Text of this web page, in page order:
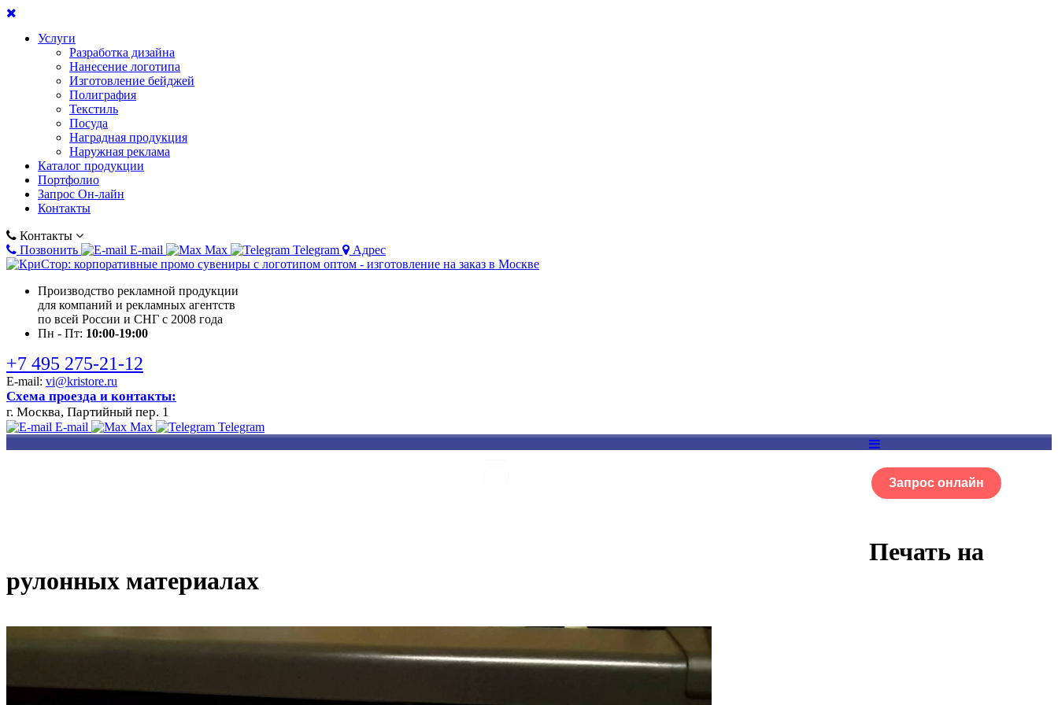
Услуги
Разработка дизайна
Нанесение логотипа
Изготовление бейджей
Полиграфия
Текстиль
Посуда
Наградная продукция
Наружная реклама
Каталог продукции
Портфолио
Запрос Он-лайн
Контакты
Контакты
Позвонить
E-mail Max Telegram Адрес
Производство рекламной продукции
для компаний и рекламных агентств
по всей России и СНГ с 2008 года
Пн - Пт: 10:00-19:00
+7 495 275-21-12
E-mail: vi@kristore.ru
Схема проезда и контакты:
г. Москва, Партийный пер. 1
E-mail Max Telegram
Запрос онлайн
Печать на
рулонных материалах